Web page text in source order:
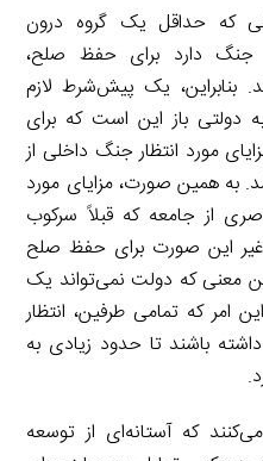
که حداقل یک گروه درون
جنگ دارد برای حفظ صلح،
بنابراین، یک پیش‌شرط لازم
دولتی باز این است که برای
مورد انتظار جنگ داخلی از
به همین صورت، مزایای مورد
از جامعه که قبلاً سرکوب
غیر این صورت برای حفظ صلح
معنی که دولت نمی‌تواند یک
امر که تمامی طرفین، انتظار
باشند تا حدود زیادی به
که آستانه‌ای از توسعه